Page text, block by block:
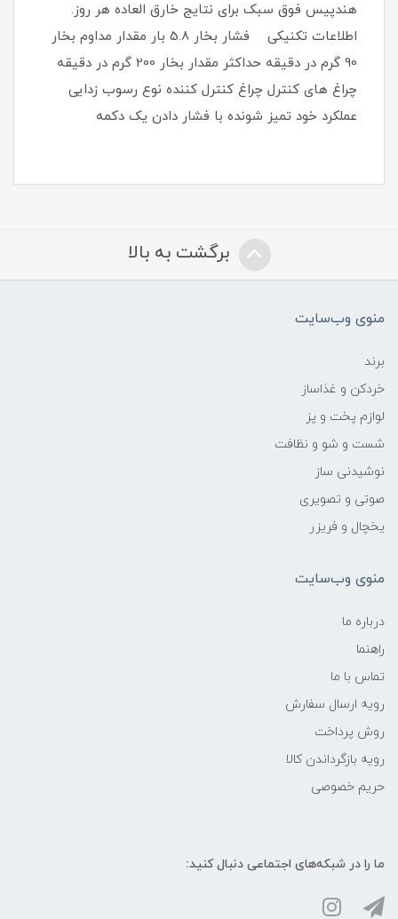
هندپیس فوق سبک برای نتایج خارق العاده هر روز.
اطلاعات تکنیکی فشار بخار 5.8 بار مقدار مداوم بخار
90 گرم در دقیقه حداکثر مقدار بخار 200 گرم در دقیقه
چراغ های کنترل چراغ کنترل کننده نوع رسوب زدایی
عملکرد خود تمیز شونده با فشار دادن یک دکمه
برگشت به بالا
منوی وب‌سایت
برند
خردکن و غذاساز
لوازم پخت و پز
شست و شو و نظافت
نوشیدنی ساز
صوتی و تصویری
یخچال و فریزر
منوی وب‌سایت
درباره ما
راهنما
تماس با ما
رویه ارسال سفارش
روش پرداخت
رویه‌ بازگرداندن کالا
حریم خصوصی
ما را در شبکه‌های اجتماعی دنبال کنید: